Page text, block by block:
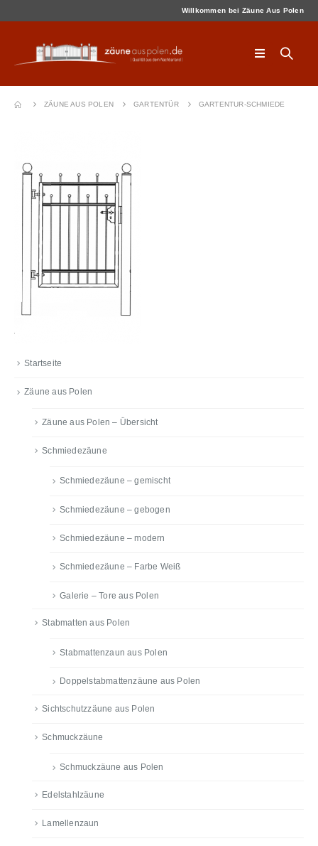
Willkommen bei Zäune Aus Polen
ZÄUNE AUS POLEN GARTENTÜR GARTENTUR-SCHMIEDE
Startseite
Zäune aus Polen
Zäune aus Polen – Übersicht
Schmiedezäune
Schmiedezäune – gemischt
Schmiedezäune – gebogen
Schmiedezäune – modern
Schmiedezäune – Farbe Weiß
Galerie – Tore aus Polen
Stabmatten aus Polen
Stabmattenzaun aus Polen
Doppelstabmattenzäune aus Polen
Sichtschutzzäune aus Polen
Schmuckzäune
Schmuckzäune aus Polen
Edelstahlzäune
Lamellenzaun